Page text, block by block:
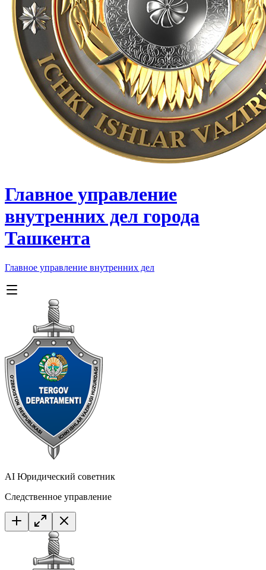
Главное управление
внутренних дел города
Ташкента
Главное управление внутренних дел
AI Юридический советник
Следственное управление